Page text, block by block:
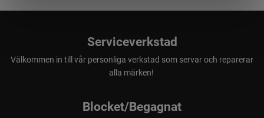
Serviceverkstad
Välkommen in till vår personliga verkstad som servar och reparerar
alla märken!
Blocket/Begagnat